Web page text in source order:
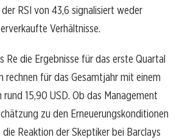
RSI von 43,6 signalisiert weder
Verhältnisse.
Re die Ergebnisse für das erste Quartal
rechnen für das Gesamtjahr mit einem
15,90 USD. Ob das Management
zu den Erneuerungskonditionen
Reaktion der Skeptiker bei Barclays